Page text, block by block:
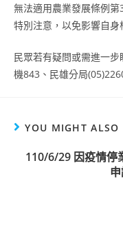
無法適用農業發展條例
特別注意，以免影響自身
民眾若有疑問或需進一
機843、民雄分局
YOU MIGHT ALSO
110/6/29 因疫情停